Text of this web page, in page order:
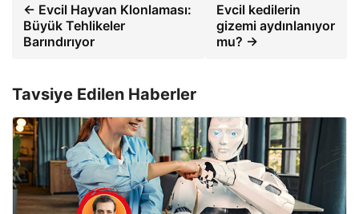
← Evcil Hayvan Klonlaması:
Büyük Tehlikeler
Barındırıyor
Evcil kedilerin
gizemi aydınlanıyor
mu? →
Tavsiye Edilen Haberler